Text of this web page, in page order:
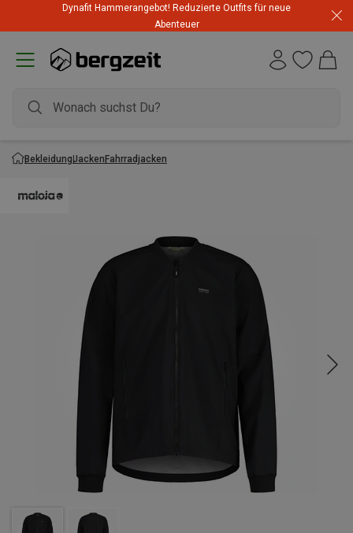
Dynafit Hammerangebot! Reduzierte Outfits für neue
Abenteuer
BekleidungJackenFahrradjacken